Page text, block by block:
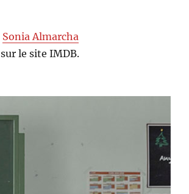
Sonia Almarcha
sur le site IMDB.